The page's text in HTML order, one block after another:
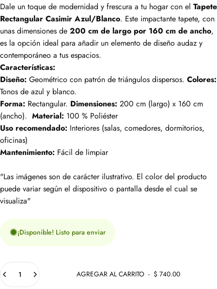
Dale un toque de modernidad y frescura a tu hogar con el Tapete
Rectangular Casimir Azul/Blanco. Este impactante tapete, con
unas dimensiones de 200 cm de largo por 160 cm de ancho,
es la opción ideal para añadir un elemento de diseño audaz y
contemporáneo a tus espacios.
Características:
Diseño: Geométrico con patrón de triángulos dispersos. Colores:
Tonos de azul y blanco.
Forma: Rectangular. Dimensiones: 200 cm (largo) x 160 cm
(ancho). Material: 100 % Poliéster
Uso recomendado: Interiores (salas, comedores, dormitorios,
oficinas)
Mantenimiento: Fácil de limpiar
"Las imágenes son de carácter ilustrativo. El color del producto
puede variar según el dispositivo o pantalla desde el cual se
visualiza"
¡Disponible! Listo para enviar
Cantidad
AGREGAR AL CARRITO - $ 740.00